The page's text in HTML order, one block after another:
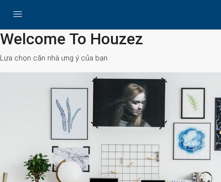
Search
Welcome To Houzez
Lựa chọn căn nhà ưng ý của bạn